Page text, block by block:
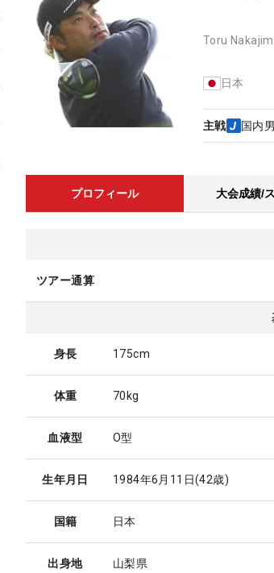
Toru
日本
主戦 国内
プロフィール 大会成績/
ツアー通算
身長 175cm
体重 70kg
血液型 O型
生年月日 1984年6月11日(42歳)
国籍 日本
出身地 山梨県